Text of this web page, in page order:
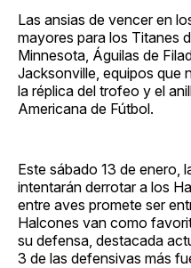
Las ansias de vencer en
mayores para los Titanes
Minnesota, Águilas de
Jacksonville, equipos que
la réplica del trofeo y el
Americana de Fútbol.
Este sábado 13 de enero,
intentarán derrotar a los
entre aves promete ser
Halcones van como
su defensa, destacada
3 de las defensivas más